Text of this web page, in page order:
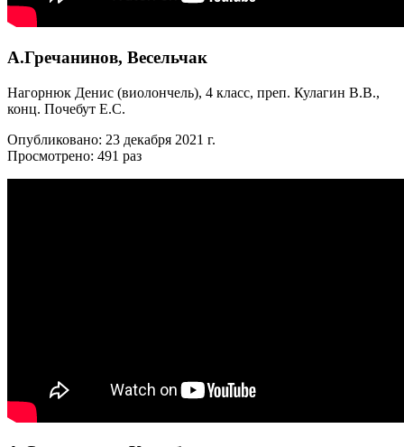
А.Гречанинов, Весельчак
Нагорнюк Денис (виолончель), 4 класс, преп. Кулагин В.В.,
конц. Почебут Е.С.
Опубликовано: 23 декабря 2021 г.
Просмотрено: 491 раз